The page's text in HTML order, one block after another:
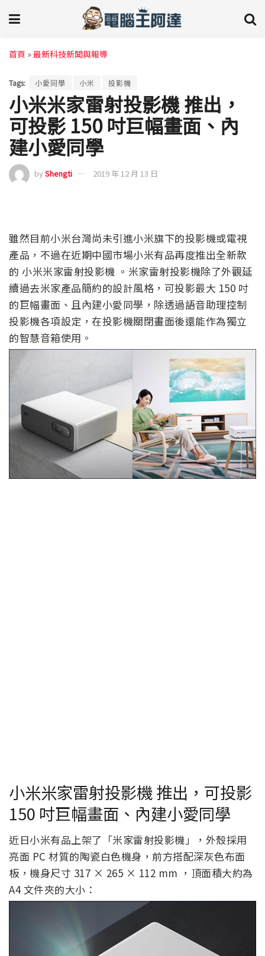
首頁 »最新科技新聞與報導
Tags: 小愛同學 小米 投影機
小米米家雷射投影機 推出，
可投影 150 吋巨幅畫面、內
建小愛同學
byShengti 2019 年 12 月 13 日
雖然目前小米台灣尚未引進小米旗下的投影機或電視
產品，不過在近期中國市場小米有品再度推出全新款
的 小米米家雷射投影機 。米家雷射投影機除了外觀延
續過去米家產品簡約的設計風格，可投影最大 150 吋
的巨幅畫面、且內建小愛同學，除透過語音助理控制
投影機各項設定，在投影機關閉畫面後還能作為獨立
的智慧音箱使用。
小米米家雷射投影機 推出，可投影
150 吋巨幅畫面、內建小愛同學
近日小米有品上架了「米家雷射投影機」，外殼採用
亮面 PC 材質的陶瓷白色機身，前方搭配深灰色布面
板，機身尺寸 317 × 265 × 112 mm ，頂面積大約為
A4 文件夾的大小：